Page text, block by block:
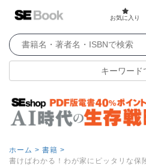
お気に入り
キーワード
ホーム > 書籍 >
書けばわかる！わが家にピッタリな保